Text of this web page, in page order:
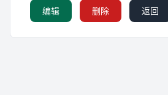
编辑 删除 返回